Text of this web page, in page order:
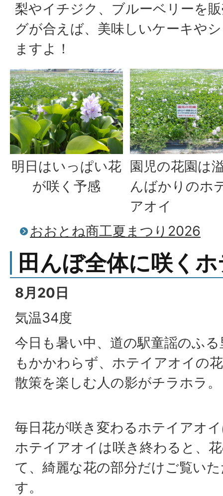
梨やイチジク、ブルーベリーを
グが合えば、美味しいケーキや
ますよ！
明日はいっぱい花
が咲く予感
園児の花園は
んばかりのホ
アオイ
おおとね商工夏まつり2026
田んぼ全体に咲く
8月20日
気温34度
今日も暑い中、道の駅童謡のふ
もかかわらず、ホテイアオイの
散策を楽しむ人の影がチラホラ。
毎日花が咲き変わるホテイアオ
ホテイアオイは咲き終わると、
て、綺麗な花の部分だけご覧い
す。